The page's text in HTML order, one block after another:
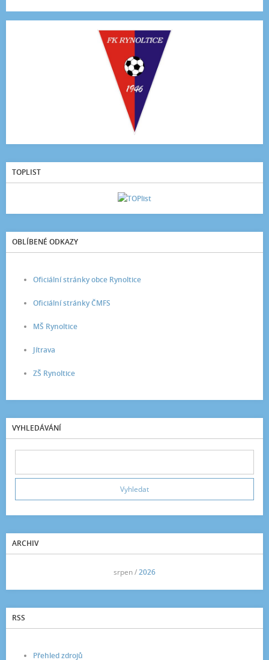
TOPLIST
OBLÍBENÉ ODKAZY
Oficiální stránky obce Rynoltice
Oficiální stránky ČMFS
MŠ Rynoltice
Jítrava
ZŠ Rynoltice
VYHLEDÁVÁNÍ
ARCHIV
srpen /2026
RSS
Přehled zdrojů